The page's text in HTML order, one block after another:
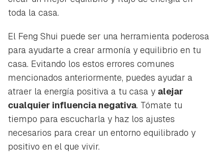
toda la casa.
El Feng Shui puede ser una herramienta poderosa
para ayudarte a crear armonía y equilibrio en tu
casa. Evitando los estos errores comunes
mencionados anteriormente, puedes ayudar a
atraer la energía positiva a tu casa y alejar
cualquier influencia negativa. Tómate tu
tiempo para escucharla y haz los ajustes
necesarios para crear un entorno equilibrado y
positivo en el que vivir.